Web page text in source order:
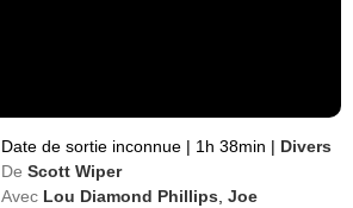
Date de sortie inconnue | 1h 38min | Divers
De Scott Wiper
Avec Lou Diamond Phillips ,Joe